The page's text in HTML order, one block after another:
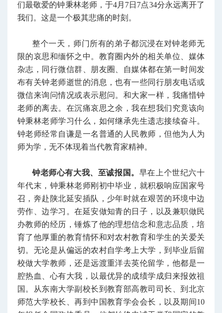
们最敬爱的钟秉林老师，于4月7日7点34分永远离开了
我们。这是一个极其悲痛的时刻。
整个一天，师门所有的弟子都沉浸在对钟老师无
限的哀思和缅怀之中。教育圈内外的相关单位、媒体
杂志，同行微信群、朋友圈、自媒体都在第一时间发
布有关钟老师逝世的消息，也有一些同行朋友电话或
微信来询问情况或表示慰问。和大家一样，我痛惜钟
老师的离去。在沉痛哀思之余，我在想我们究竟该向
钟秉林老师学习什么，如何继承先生遗志接续奋斗。
钟老师经常自谦是一名普通的人民教师，但他为人为
师为学，无不体现着当代教育家精神。
钟老师心有大我、至诚报国。 早在上个世纪六十
年代末，钟秉林老师刚初中毕业，就积极响应国家号
召，奔赴陕北延安插队，少年时就在艰苦的环境中边
劳作、边学习。在延安做知青的日子，以及兼职做民
办教师的经历，锤炼了他的理想信念和意志品质，培
育了他厚重的教育情怀和对农村教育和学生的关爱关
切。无论是从偏远的农村自学考上大学，到毕业后留
校做大学教师，还是远渡重洋去英伦留学，他都是一
腔热血、心有大我，以最优异的成绩学成归来报效祖
国。从东南大学副校长到教育部高教司司长、到北京
师范大学校长、再到中国教育学会会长，以及期间10